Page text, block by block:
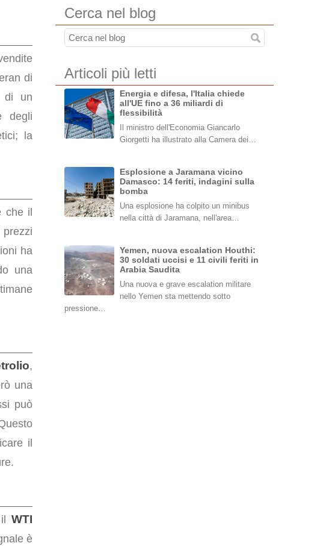
di
di un
degli
la
che il
ha
una
,
una
può
il
WTI
è
Cerca nel blog
Articoli più letti
Energia e difesa, l'Italia chiede
all'UE fino a 36 miliardi di
flessibilità
Il ministro dell'Economia Giancarlo
Giorgetti ha illustrato alla Camera dei…
Esplosione a Jaramana vicino
Damasco: 14 feriti, indagini sulla
bomba
Una esplosione ha colpito un minibus
nella città di Jaramana, nell'area…
Yemen, nuova escalation Houthi:
30 soldati uccisi e 11 civili feriti in
Arabia Saudita
Una nuova e grave escalation militare
nello Yemen sta mettendo sotto
pressione…